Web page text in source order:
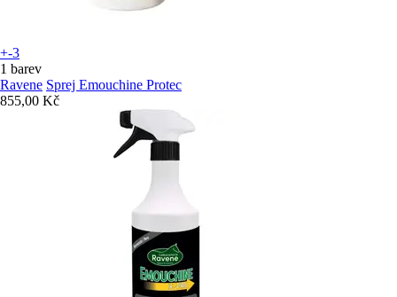
+-3
1 barev
Ravene Sprej Emouchine Protec
855,00 Kč